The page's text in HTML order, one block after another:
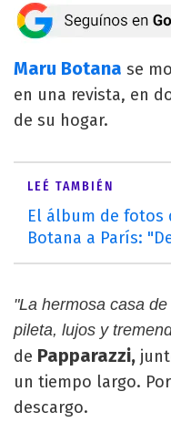
Maru Botana se
en una revista, en
de su hogar.
LEÉ TAMBIÉN
El álbum de fotos
Botana a París:
"La hermosa casa
pileta, lujos y
de Papparazzi,
un tiempo largo.
descargo.